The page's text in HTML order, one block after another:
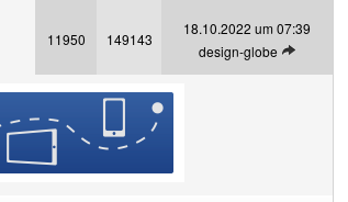
11950 149143
18.10.2022 um 07:39
design-globe Letzten